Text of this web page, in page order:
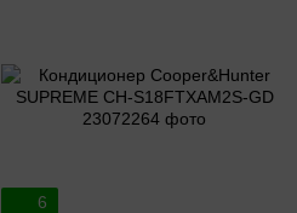
6